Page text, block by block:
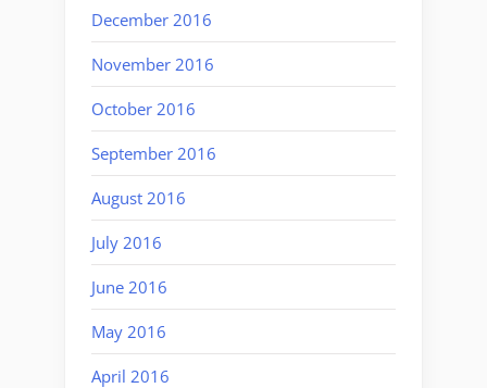
December 2016
November 2016
October 2016
September 2016
August 2016
July 2016
June 2016
May 2016
April 2016